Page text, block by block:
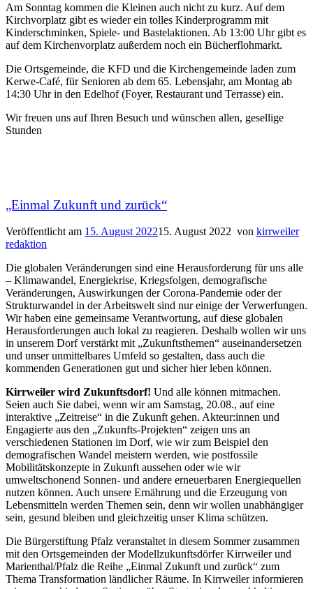
Am Sonntag kommen die Kleinen auch nicht zu kurz. Auf dem
Kirchvorplatz gibt es wieder ein tolles Kinderprogramm mit
Kinderschminken, Spiele- und Bastelaktionen. Ab 13:00 Uhr gibt es
auf dem Kirchenvorplatz außerdem noch ein Bücherflohmarkt.
Die Ortsgemeinde, die KFD und die Kirchengemeinde laden zum
Kerwe-Café, für Senioren ab dem 65. Lebensjahr, am Montag ab
14:30 Uhr in den Edelhof (Foyer, Restaurant und Terrasse) ein.
Wir freuen uns auf Ihren Besuch und wünschen allen, gesellige
Stunden
„Einmal Zukunft und zurück“
Veröffentlicht am 15. August 202215. August 2022 von kirrweiler
redaktion
Die globalen Veränderungen sind eine Herausforderung für uns alle
– Klimawandel, Energiekrise, Kriegsfolgen, demografische
Veränderungen, Auswirkungen der Corona-Pandemie oder der
Strukturwandel in der Arbeitswelt sind nur einige der Verwerfungen.
Wir haben eine gemeinsame Verantwortung, auf diese globalen
Herausforderungen auch lokal zu reagieren. Deshalb wollen wir uns
in unserem Dorf verstärkt mit „Zukunftsthemen“ auseinandersetzen
und unser unmittelbares Umfeld so gestalten, dass auch die
kommenden Generationen gut und sicher hier leben können.
Kirrweiler wird Zukunftsdorf! Und alle können mitmachen.
Seien auch Sie dabei, wenn wir am Samstag, 20.08., auf eine
interaktive „Zeitreise“ in die Zukunft gehen. Akteur:innen und
Engagierte aus den „Zukunfts-Projekten“ zeigen uns an
verschiedenen Stationen im Dorf, wie wir zum Beispiel den
demografischen Wandel meistern werden, wie postfossile
Mobilitätskonzepte in Zukunft aussehen oder wie wir
umweltschonend Sonnen- und andere erneuerbaren Energiequellen
nutzen können. Auch unsere Ernährung und die Erzeugung von
Lebensmitteln werden Themen sein, denn wir wollen unabhängiger
sein, gesund bleiben und gleichzeitig unser Klima schützen.
Die Bürgerstiftung Pfalz veranstaltet in diesem Sommer zusammen
mit den Ortsgemeinden der Modellzukunftsdörfer Kirrweiler und
Marienthal/Pfalz die Reihe „Einmal Zukunft und zurück“ zum
Thema Transformation ländlicher Räume. In Kirrweiler informieren